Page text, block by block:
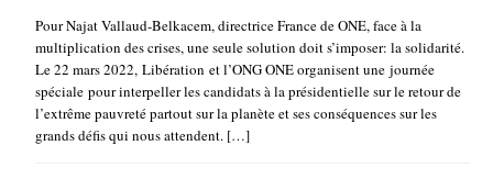
Pour Najat Vallaud-Belkacem, directrice France de ONE, face à la
multiplication des crises, une seule solution doit s’imposer: la solidarité.
Le 22 mars 2022, Libération et l’ONG ONE organisent une journée
spéciale pour interpeller les candidats à la présidentielle sur le retour de
l’extrême pauvreté partout sur la planète et ses conséquences sur les
grands défis qui nous attendent. […]